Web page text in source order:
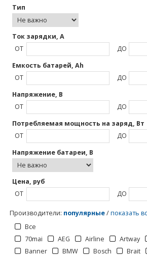
Тип
Ток зарядки, А
ОТ
ДО
Емкость батарей, Ah
ОТ
ДО
Напряжение, В
ОТ
ДО
Потребляемая мощность на заряд, Вт
ОТ
ДО
Напряжение батареи, В
Цена, руб
ОТ
ДО
Производители: популярные/показать
Все
70mai
AEG Airline Artway
Banner
BMW Bosch Brait